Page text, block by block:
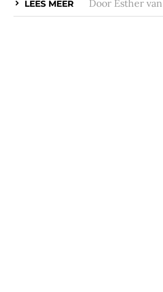
LEES MEER Door Esther